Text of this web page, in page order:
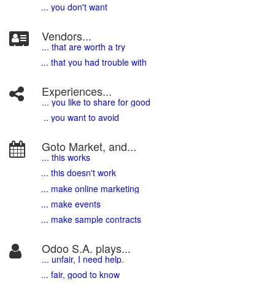
... you don't want
Vendors...
... that are worth a try
... that you had trouble with
Experiences...
... you like to share for good
.. you want to avoid
Goto Market, and...
... this works
... this doesn't work
... make online marketing
... make events
... make sample contracts
Odoo S.A. plays...
... unfair, I need help.
... fair, good to know